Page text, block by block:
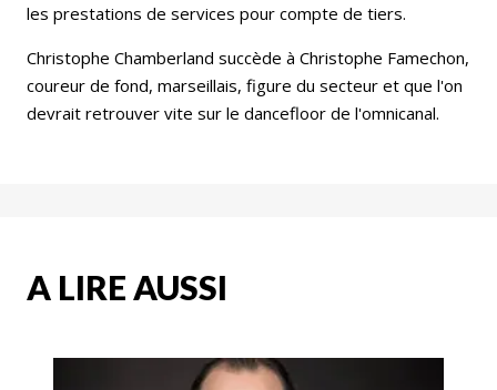
les prestations de services pour compte de tiers.
Christophe Chamberland succède à Christophe Famechon,
coureur de fond, marseillais, figure du secteur et que l'on
devrait retrouver vite sur le dancefloor de l'omnicanal.
A LIRE AUSSI